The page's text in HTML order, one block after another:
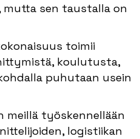
mutta sen taustalla on
toimii
koulutusta,
puhutaan usein
meillä työskennellään
logistiikan